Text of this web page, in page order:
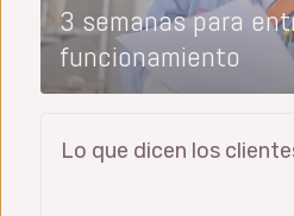
3 semanas para
funcionamiento
Lo que dicen los